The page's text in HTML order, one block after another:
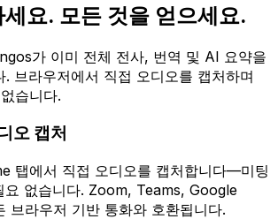
요. 모든 것을 얻으세요.
가 이미 전체 전사, 번역 및 AI 요약을
. 브라우저에서 직접 오디오를 캡처하며
습니다.
오 캡처
탭에서 직접 오디오를 캡처합니다—미팅
요 없습니다. Zoom, Teams, Google
브라우저 기반 통화와 호환됩니다.